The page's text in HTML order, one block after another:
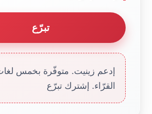
تبرّع
إدعم زينيت. متوفّرة بخمس
القرّاء. إشترك تبرّع